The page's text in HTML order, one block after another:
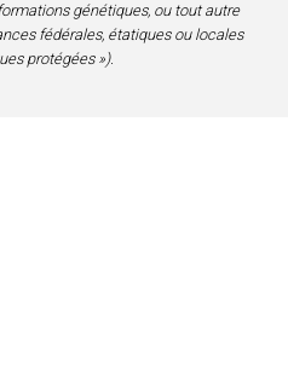
génétiques, ou tout autre
fédérales, étatiques ou locales
protégées »).